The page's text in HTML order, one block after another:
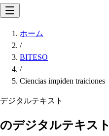
ホーム
/
BITESO
/
Ciencias impiden traiciones
デジタルテキスト
のデジタルテキスト